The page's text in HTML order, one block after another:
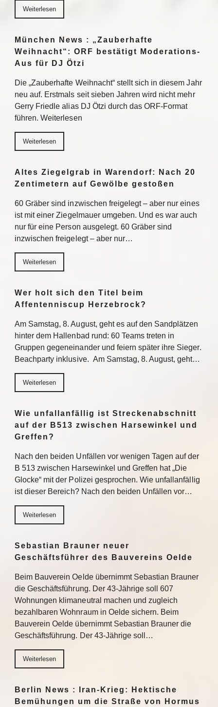
Weiterlesen
München News : „Zauberhafte
Weihnacht“: ORF bestätigt Moderations-
Aus für DJ Ötzi
Die „Zauberhafte Weihnacht“ stellt sich in diesem Jahr
neu auf. Erstmals seit sieben Jahren wird nicht mehr
Gerry Friedle alias DJ Ötzi durch das ORF-Format
führen. Weiterlesen
Weiterlesen
Altes Ziegelgrab in Warendorf: Nach 20
Zentimetern auf Gewölbe gestoßen
60 Gräber sind inzwischen freigelegt – aber nur eines
ist mit einer Ziegelmauer umgeben. Und es war auch
nur für eine Person ausgelegt. 60 Gräber sind
inzwischen freigelegt – aber nur…
Weiterlesen
Wer holt sich den Titel beim
Affentenniscup Herzebrock?
Am Samstag, 8. August, geht es auf den Sandplätzen
hinter dem Hallenbad rund: 60 Teams treten in
Gruppen gegeneinander und feiern später ihre Sieger.
Beachparty inklusive. Am Samstag, 8. August, geht…
Weiterlesen
Wie unfallanfällig ist Streckenabschnitt
auf der B513 zwischen Harsewinkel und
Greffen?
Nach den beiden Unfällen vor wenigen Tagen auf der
B 513 zwischen Harsewinkel und Greffen hat „Die
Glocke“ mit der Polizei gesprochen. Wie unfallanfällig
ist dieser Bereich? Nach den beiden Unfällen vor…
Weiterlesen
Sebastian Brauner neuer
Geschäftsführer des Bauvereins Oelde
Beim Bauverein Oelde übernimmt Sebastian Brauner
die Geschäftsführung. Der 43-Jährige soll 607
Wohnungen klimaneutral machen und zugleich
bezahlbaren Wohnraum in Oelde sichern. Beim
Bauverein Oelde übernimmt Sebastian Brauner die
Geschäftsführung. Der 43-Jährige soll…
Weiterlesen
Berlin News : Iran-Krieg: Hektische
Bemühungen um die Straße von Hormus